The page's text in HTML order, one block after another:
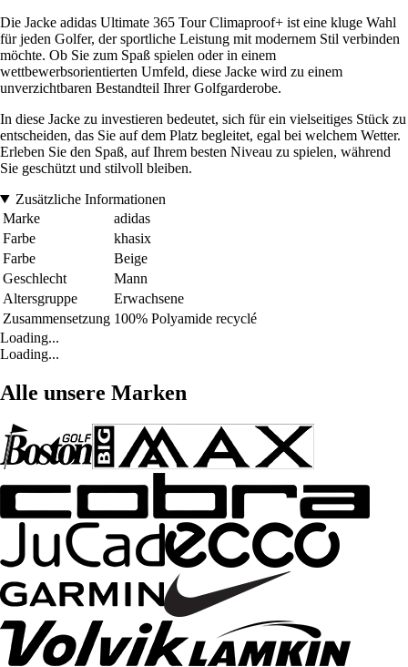
Die Jacke adidas Ultimate 365 Tour Climaproof+ ist eine kluge Wahl
für jeden Golfer, der sportliche Leistung mit modernem Stil verbinden
möchte. Ob Sie zum Spaß spielen oder in einem
wettbewerbsorientierten Umfeld, diese Jacke wird zu einem
unverzichtbaren Bestandteil Ihrer Golfgarderobe.
In diese Jacke zu investieren bedeutet, sich für ein vielseitiges Stück zu
entscheiden, das Sie auf dem Platz begleitet, egal bei welchem Wetter.
Erleben Sie den Spaß, auf Ihrem besten Niveau zu spielen, während
Sie geschützt und stilvoll bleiben.
Zusätzliche Informationen
Marke
adidas
Farbe
khasix
Farbe
Beige
Geschlecht
Mann
Altersgruppe
Erwachsene
Zusammensetzung 100% Polyamide recyclé
Loading...
Loading...
Alle unsere Marken